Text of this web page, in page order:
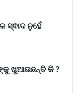
ସ୍ଵାଦ ନୁହେଁ
ଖୁଆଉଛନ୍ତି କି ?